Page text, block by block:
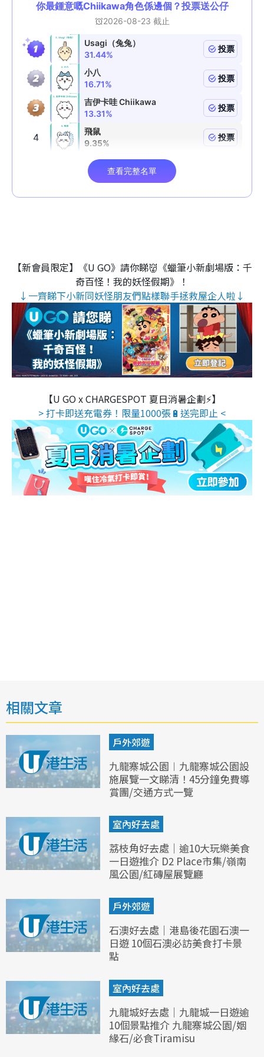
【新會員限定】《U GO》請你睇👹《蠟筆小新劇場版：千
奇百怪！我的妖怪假期》！
↓一齊睇下小新同妖怪朋友們點樣聯手拯救屋企人啦↓
【U GO x CHARGESPOT 夏日消暑企劃⚡】
> 打卡即送充電券！限量1000張🔋送完即止 <
相關文章
戶外郊遊
九龍寨城公園︱九龍寨城公園設
施展覽一文睇清！45分鐘免費導
賞團/交通方式一覽
室內好去處
荔枝角好去處｜逾10大玩樂美食
一日遊推介 D2 Place市集/嶺南
風公園/紅磚屋展覽廳
戶外郊遊
石澳好去處｜港島後花園石澳一
日遊 10個石澳必訪美食打卡景
點
室內好去處
九龍城好去處｜九龍城一日遊逾
10個景點推介 九龍寨城公園/姻
緣石/必食Tiramisu